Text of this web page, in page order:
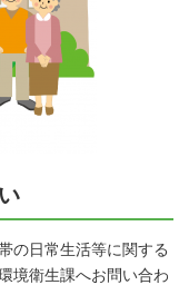
の日常生活等に関する
境衛生課へお問い合わ